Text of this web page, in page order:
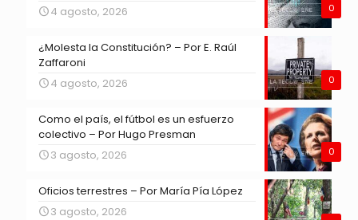
0
4 agosto, 2026
0
¿Molesta la Constitución? – Por E. Raúl
Zaffaroni
4 agosto, 2026
0
Como el país, el fútbol es un esfuerzo
colectivo – Por Hugo Presman
3 agosto, 2026
Oficios terrestres – Por María Pía López
3 agosto, 2026